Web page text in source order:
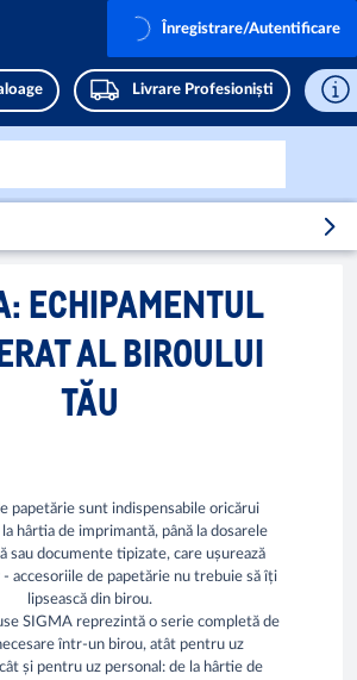
Livrare Profesioniști
Înregistrare/Autentificare
ECHIPAMENTUL
AL BIROULUI
TĂU
papetărie sunt indispensabile oricărui
hârtia de imprimantă, până la dosarele
sau documente tipizate, care ușurează
accesoriile de papetărie nu trebuie să îți
lipsească din birou.
SIGMA reprezintă o serie completă de
într-un birou, atât pentru uz
și pentru uz personal: de la hârtie de